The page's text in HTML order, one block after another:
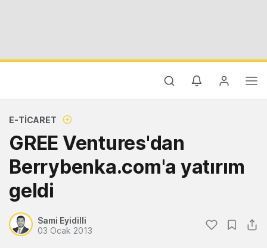
E-TICARET
GREE Ventures'dan
Berrybenka.com'a yatırım
geldi
Sami Eyidilli
03 Ocak 2013